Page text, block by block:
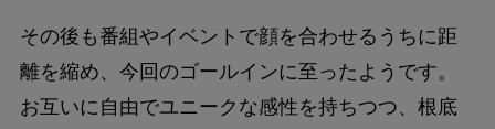
その後も番組やイベントで顔を合わせるうちに距
離を縮め、今回のゴールインに至ったようです。
お互いに自由でユニークな感性を持ちつつ、根底